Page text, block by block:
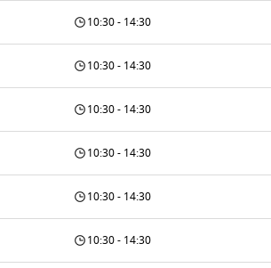
10:30 - 14:30
10:30 - 14:30
10:30 - 14:30
10:30 - 14:30
10:30 - 14:30
10:30 - 14:30